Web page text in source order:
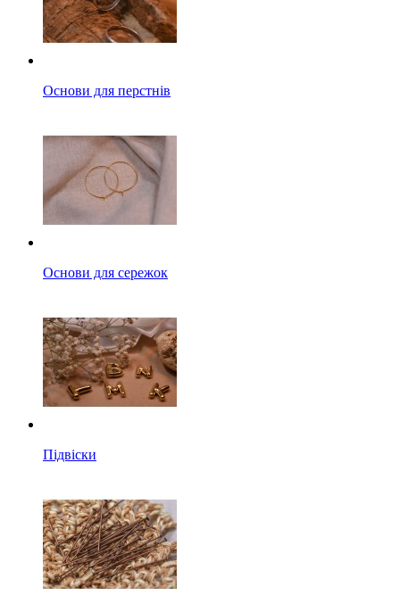
Основи для перстнів
Основи для сережок
Підвіски